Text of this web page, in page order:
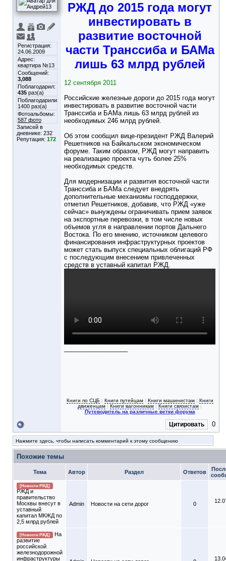
Регистрация:
24.06.2009
Адрес:
квартира №13
Сообщений:
3,088
Поблагодарил:
435 раз(а)
Поблагодарили
1400 раз(а)
Фотоальбомы:
587 фото
Записей в
дневнике: 232
Репутация: 172
РЖД до 2015 года могут
инвестировать в
развитие восточной
части Транссиба и БАМа
лишь 63 млрд рублей
12 сентября 2011
Российские железные дороги до 2015 года могут
инвестировать в развитие восточной части
Транссиба и БАМа лишь 63 млрд рублей из
необходимых 246 млрд рублей.
Об этом сообщил вице-президент РЖД Валерий
Решетников на Байкальском экономическом
форуме. Таким образом, РЖД могут направить
на реализацию проекта чуть более 25%
необходимых средств.
Для модернизации и развития восточной части
Транссиба и БАМа следует внедрять
дополнительные механизмы господдержки,
отметил Решетников, добавив, что РЖД «уже
сейчас» вынуждены ограничивать прием заявок
на экспортные перевозки, в том числе новых
объемов угля в направлении портов Дальнего
Востока. По его мнению, источником целевого
финансирования инфраструктурных проектов
может стать выпуск специальных облигаций РФ
с последующим внесением привлеченных
средств в уставный капитал РЖД.
Книги по СЦБ | Книги путейцам| Книги машинистам| Книги
движенцам | Книги вагонникам | Книги связистам |
Путеводитель на различные ветки форума
Цитировать 0
Нажмите здесь, чтобы написать комментарий к этому сообщению
Похожие темы
Тема Автор Раздел Ответов
[Новости РЖД]
РЖД и
правительство
Москвы внесут в
уставный
капитал МКЖД по
2,5 млрд рублей
Admin Новости на сети дорог 0
[Новости РЖД]
На
развитие
российской
железнодорожной
инфраструктуры